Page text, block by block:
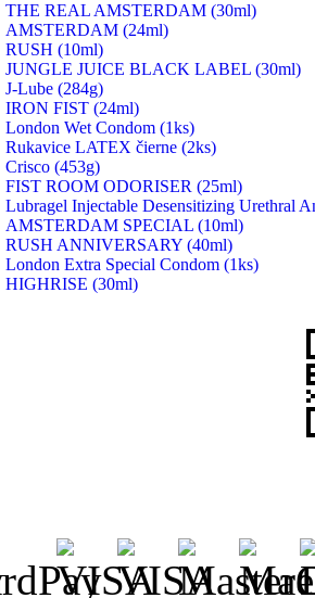
THE REAL AMSTERDAM (30ml)
AMSTERDAM (24ml)
RUSH (10ml)
JUNGLE JUICE BLACK LABEL (30ml)
J-Lube (284g)
IRON FIST (24ml)
London Wet Condom (1ks)
Rukavice LATEX čierne (2ks)
Crisco (453g)
FIST ROOM ODORISER (25ml)
Lubragel Injectable Desensitizing Urethral
AMSTERDAM SPECIAL (10ml)
RUSH ANNIVERSARY (40ml)
London Extra Special Condom (1ks)
HIGHRISE (30ml)